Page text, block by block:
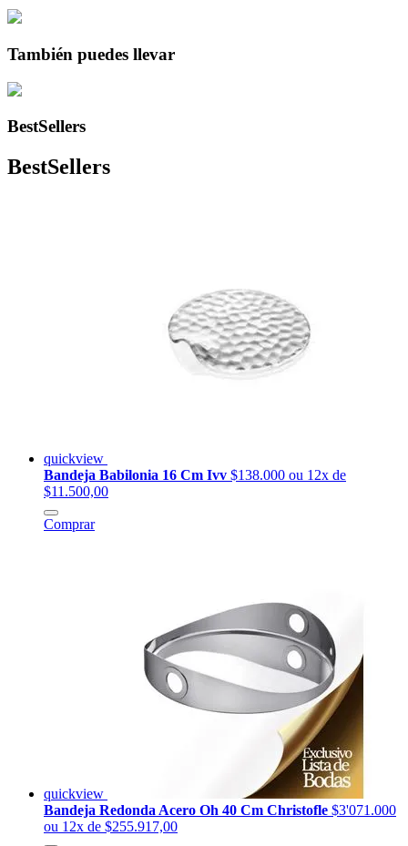
También puedes llevar
BestSellers
BestSellers
quickview
Bandeja Babilonia 16 Cm Ivv $138.000 ou 12x de
$11.500,00
Comprar
quickview
Bandeja Redonda Acero Oh 40 Cm Christofle $3'071.000
ou 12x de $255.917,00